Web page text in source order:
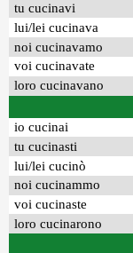
tu cucinavi
lui/lei cucinava
noi cucinavamo
voi cucinavate
loro cucinavano
io cucinai
tu cucinasti
lui/lei cucinò
noi cucinammo
voi cucinaste
loro cucinarono